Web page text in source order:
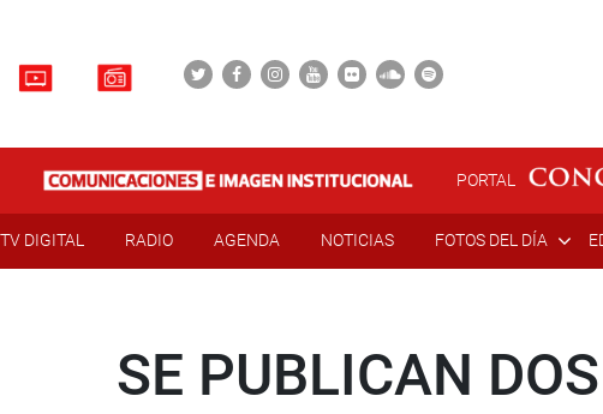
PORTAL
TV DIGITAL RADIO AGENDA NOTICIAS FOTOS DEL DÍA
SE PUBLICAN